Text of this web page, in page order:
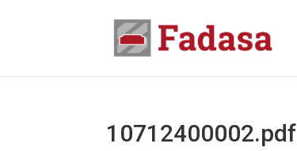
10712400002.pdf